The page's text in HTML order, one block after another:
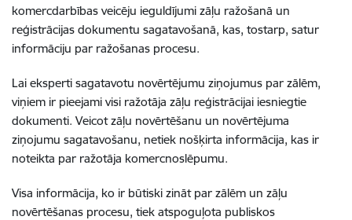
komercdarbības veicēju ieguldījumi zāļu ražošanā un
reģistrācijas dokumentu sagatavošanā, kas, tostarp, satur
informāciju par ražošanas procesu.
Lai eksperti sagatavotu novērtējumu ziņojumus par zālēm,
viņiem ir pieejami visi ražotāja zāļu reģistrācijai iesniegtie
dokumenti. Veicot zāļu novērtēšanu un novērtējuma
ziņojumu sagatavošanu, netiek nošķirta informācija, kas ir
noteikta par ražotāja komercnoslēpumu.
Visa informācija, ko ir būtiski zināt par zālēm un zāļu
novērtēšanas procesu, tiek atspoguļota publiskos